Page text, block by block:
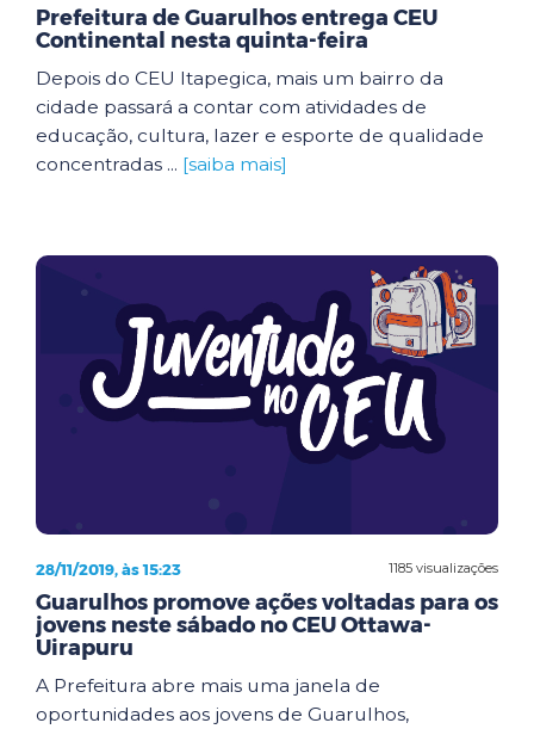
Prefeitura de Guarulhos entrega CEU
Continental nesta quinta-feira
Depois do CEU Itapegica, mais um bairro da
cidade passará a contar com atividades de
educação, cultura, lazer e esporte de qualidade
concentradas ... [saiba mais]
1185 visualizações
28/11/2019, às 15:23
Guarulhos promove ações voltadas para os
jovens neste sábado no CEU Ottawa-
Uirapuru
A Prefeitura abre mais uma janela de
oportunidades aos jovens de Guarulhos,